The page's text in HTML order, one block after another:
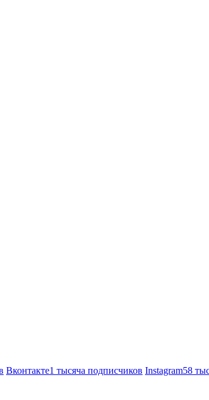
Вконтакте1 тысяча подписчиков Instagram58